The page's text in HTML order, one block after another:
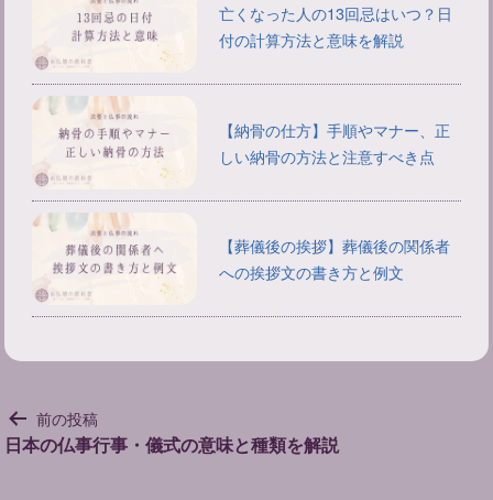
亡くなった人の13回忌はいつ？日
付の計算方法と意味を解説
【納骨の仕方】手順やマナー、正
しい納骨の方法と注意すべき点
【葬儀後の挨拶】葬儀後の関係者
への挨拶文の書き方と例文
投
稿
前の投稿
日本の仏事行事・儀式の意味と種類を解説